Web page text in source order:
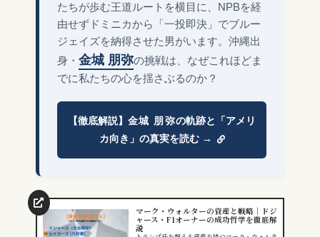
たちが歩む王道ルートを横目に、NPBを経
由せずドミニカから「一投即決」でブルー
ジェイズを納得させた男がいます。沖縄出
身・ 金城 朋弥の挑戦は、なぜこれほどま
でに私たちの心を揺さぶるのか？
【徹底解説】 金城 朋弥の軌跡と「アメリ
カ向き」の真実を読む →
マーク・ウォルターの資産と戦略｜ドジ
ャース・F1オーナーの成功哲学を徹底解
説